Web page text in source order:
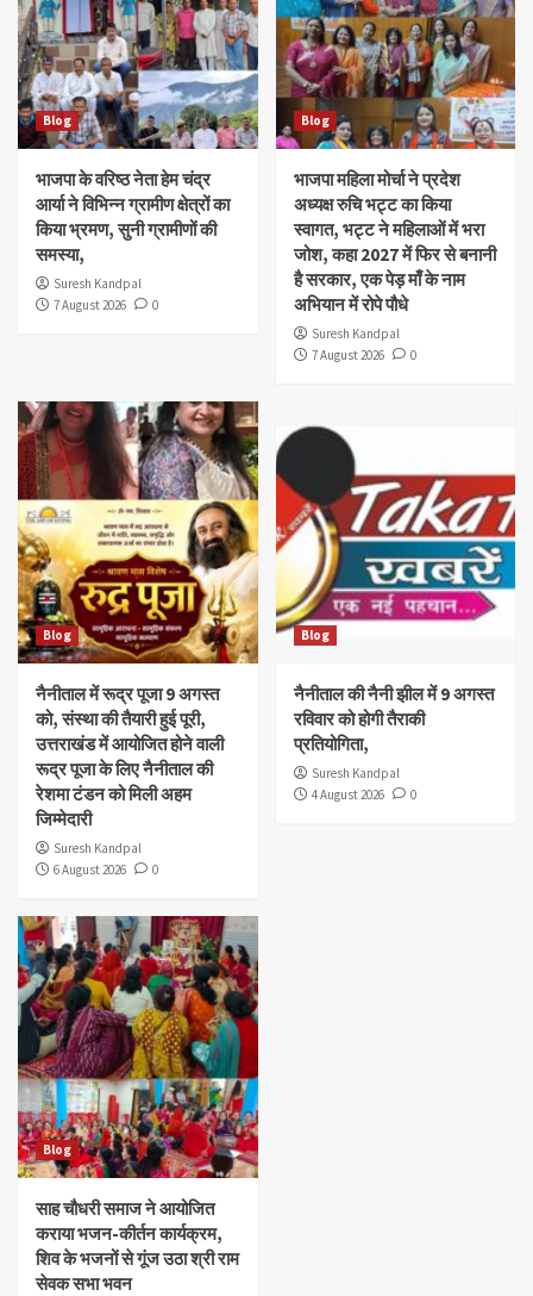
Blog
भाजपा के वरिष्ठ नेता हेम चंद्र
आर्या ने विभिन्न ग्रामीण क्षेत्रों का
किया भ्रमण, सुनी ग्रामीणों की
समस्या,
Suresh Kandpal
7 August 2026
0
Blog
भाजपा महिला मोर्चा ने प्रदेश
अध्यक्ष रुचि भट्ट का किया
स्वागत, भट्ट ने महिलाओं में भरा
जोश, कहा 2027 में फिर से बनानी
है सरकार, एक पेड़ माँ के नाम
अभियान में रोपे पौधे
Suresh Kandpal
7 August 2026
0
Blog
नैनीताल में रूद्र पूजा 9 अगस्त
को, संस्था की तैयारी हुई पूरी,
उत्तराखंड में आयोजित होने वाली
रूद्र पूजा के लिए नैनीताल की
रेशमा टंडन को मिली अहम
जिम्मेदारी
Suresh Kandpal
6 August 2026
0
Blog
नैनीताल की नैनी झील में 9 अगस्त
रविवार को होगी तैराकी
प्रतियोगिता,
Suresh Kandpal
4 August 2026
0
Blog
साह चौधरी समाज ने आयोजित
कराया भजन-कीर्तन कार्यक्रम,
शिव के भजनों से गूंज उठा श्री राम
सेवक सभा भवन